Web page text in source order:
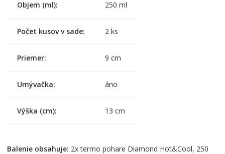
Objem (ml): 250 ml
Počet kusov v sade: 2 ks
Priemer: 9 cm
Umývačka: áno
Výška (cm): 13 cm
Balenie obsahuje: 2x termo pohare Diamond Hot&Cool, 250